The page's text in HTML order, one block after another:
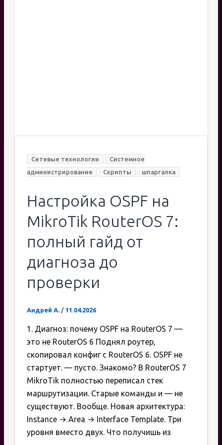
Сетевые технологии
Системное
администрирование
Скрипты шпаргалка
Настройка OSPF на
MikroTik RouterOS 7:
полный гайд от
диагноза до
проверки
Андрей А. / 11.04.2026
1. Диагноз: почему OSPF на RouterOS 7 —
это не RouterOS 6 Поднял роутер,
скопировал конфиг с RouterOS 6. OSPF не
стартует. — пусто. Знакомо? В RouterOS 7
MikroTik полностью переписал стек
маршрутизации. Старые команды и — не
существуют. Вообще. Новая архитектура:
Instance → Area → Interface Template. Три
уровня вместо двух. Что получишь из